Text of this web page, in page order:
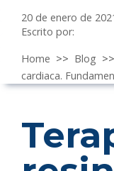
20 de enero de
Escrito por:
Home >> Blog >>
cardiaca.